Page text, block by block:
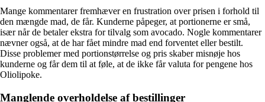
Mange kommentarer fremhæver en frustration over prisen i forhold til
den mængde mad, de får. Kunderne påpeger, at portionerne er små,
især når de betaler ekstra for tilvalg som avocado. Nogle kommentarer
nævner også, at de har fået mindre mad end forventet eller bestilt.
Disse problemer med portionstørrelse og pris skaber misnøje hos
kunderne og får dem til at føle, at de ikke får valuta for pengene hos
Oliolipoke.
Manglende overholdelse af bestillinger